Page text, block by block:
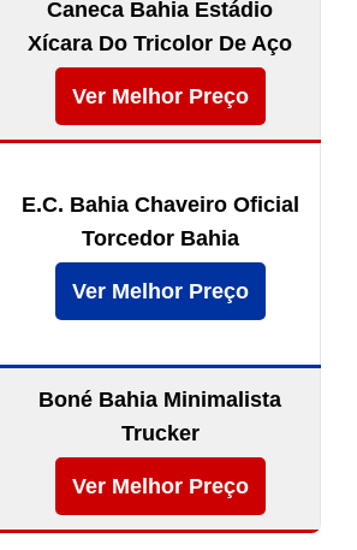
Caneca Bahia Estádio
Xícara Do Tricolor De Aço
Ver Melhor Preço
E.C. Bahia Chaveiro Oficial
Torcedor Bahia
Ver Melhor Preço
Boné Bahia Minimalista
Trucker
Ver Melhor Preço